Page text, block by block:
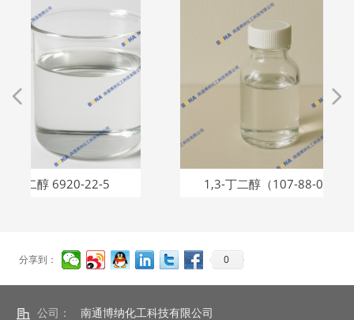
分享到： 0
22-5 1,3-丁二醇（107-88-0）
넳 넲
公司： 南通博纳化工科技有限公司